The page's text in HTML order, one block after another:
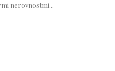
nerovnostmi...